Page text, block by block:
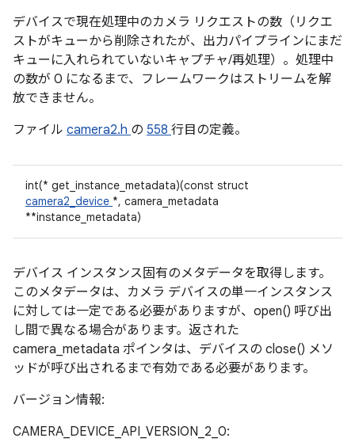
デバイスで現在処理中のカメラ リクエストの数（リクエ
ストがキューから削除されたが、出力パイプラインにまだ
キューに入れられていないキャプチャ/再処理）。処理中
の数が 0 になるまで、フレームワークはストリームを解
放できません。
ファイル camera2.h の 558 行目の定義。
int(* get_instance_metadata)(const struct
camera2_device *, camera_metadata
**instance_metadata)
デバイス インスタンス固有のメタデータを取得します。
このメタデータは、カメラ デバイスの単一インスタンス
に対しては一定である必要がありますが、open() 呼び出
し間で異なる場合があります。返された
camera_metadata ポインタは、デバイスの close() メソ
ッドが呼び出されるまで有効である必要があります。
バージョン情報:
CAMERA_DEVICE_API_VERSION_2_0: